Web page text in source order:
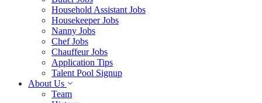
Household Assistant Jobs
Housekeeper Jobs
Nanny Jobs
Chef Jobs
Chauffeur Jobs
Application Tips
Talent Pool Signup
About Us
Team